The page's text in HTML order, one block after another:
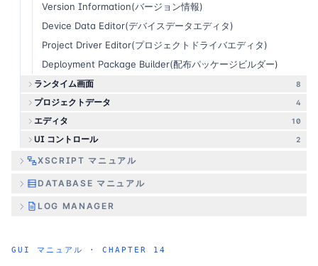
Version Information(バージョン情報)
Device Data Editor(デバイスデータエディタ)
Project Driver Editor(プロジェクトドライバエディタ)
Deployment Package Builder(配布パッケージビルダー)
ランタイム画面 8
プロジェクトデータ 4
エディタ 10
UI コントロール 2
XSCRIPT マニュアル
DATABASE マニュアル
LOG MANAGER
GUI マニュアル · CHAPTER 14